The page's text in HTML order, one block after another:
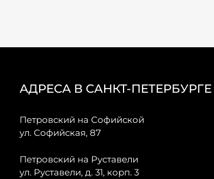
АДРЕСА В САНКТ-ПЕТЕРБУРГЕ
Петровский на Софийской
ул. Софийская, 87
Петровский на Руставели
ул. Руставели, д. 31, корп. 3